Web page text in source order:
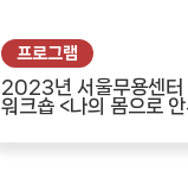
프로그램
2023년 서울무용센터
워크숍 <나의 몸으로